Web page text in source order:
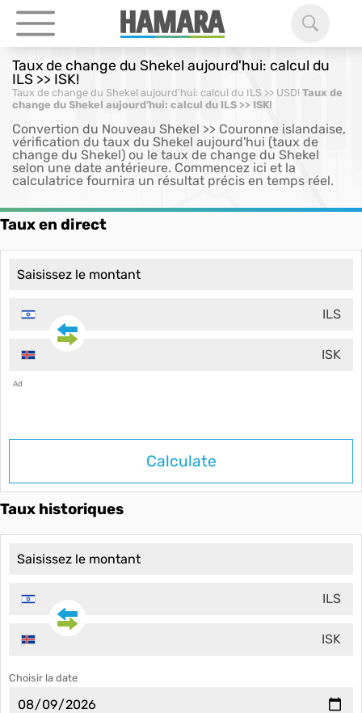
Taux de change du Shekel aujourd'hui: calcul du
ILS >> ISK!
Taux de change du Shekel aujourd’hui: calcul du ILS >> USD! Taux de
change du Shekel aujourd’hui: calcul du ILS >> ISK!
Convertion du Nouveau Shekel >> Couronne islandaise,
vérification du taux du Shekel aujourd'hui (taux de
change du Shekel) ou le taux de change du Shekel
selon une date antérieure. Commencez ici et la
calculatrice fournira un résultat précis en temps réel.
Taux en direct
ILS
ISK
Ad
Calculate
Taux historiques
ILS
ISK
Choisir la date